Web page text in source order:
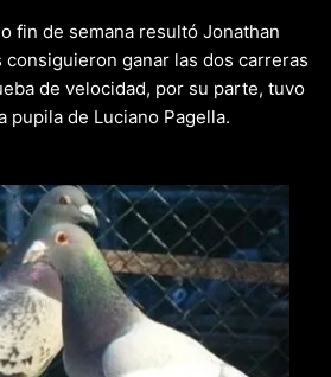
fin de semana resultó Jonathan
ganar las dos carreras
de velocidad, por su parte, tuvo
pupila de Luciano Pagella.